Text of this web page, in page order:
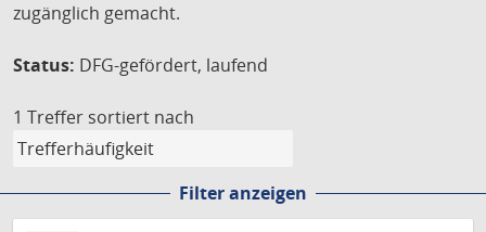
zugänglich gemacht.
Status: DFG-gefördert, laufend
1 Treffer sortiert nach
Filter anzeigen